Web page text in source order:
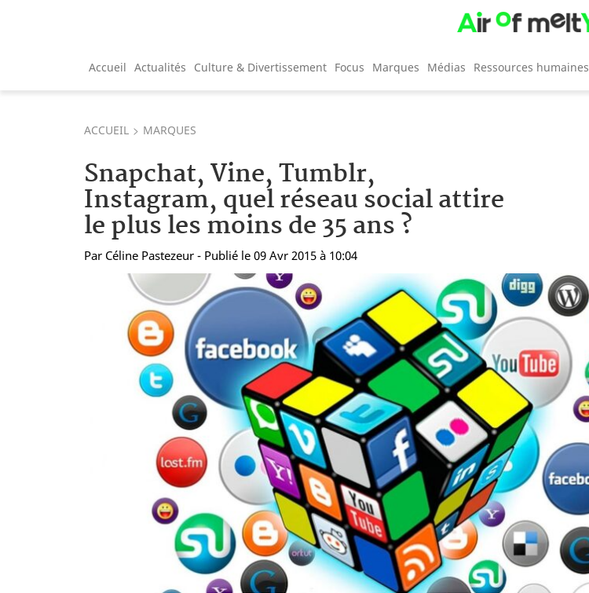
Accueil Actualités Culture & Divertissement Focus Marques Médias Ressources humaines
ACCUEIL MARQUES
Snapchat, Vine, Tumblr,
Instagram, quel réseau social attire
le plus les moins de 35 ans ?
Par Céline Pastezeur - Publié le 09 Avr 2015 à 10:04